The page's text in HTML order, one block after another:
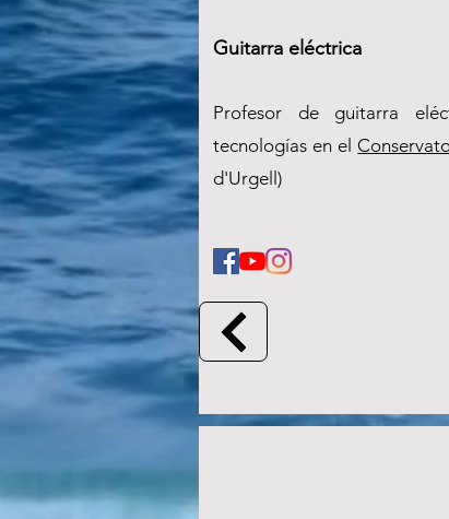
Guitarra eléctrica
Profesor de guitarra
tecnologías en el
d'Urgell)